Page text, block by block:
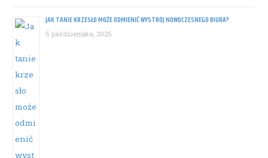
JAK TANIE KRZESŁO MOŻE ODMIENIĆ WYSTRÓJ NOWOCZESNEGO BIURA?
5 października, 2025